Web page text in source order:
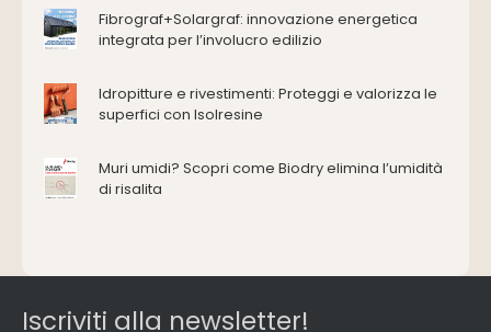
Deumidificazione
Energie rinnovabili
Ferramenta e fissaggi
Impianti idrici e depurazione
Impianti termici e climatizzazione
Materiali da costruzione
Pannelli
Fibrograf+Solargraf: innovazione energetica
integrata per l’involucro edilizio
Idropitture e rivestimenti: Proteggi e valorizza le
superfici con Isolresine
Muri umidi? Scopri come Biodry elimina l’umidità
di risalita
Iscriviti alla newsletter!